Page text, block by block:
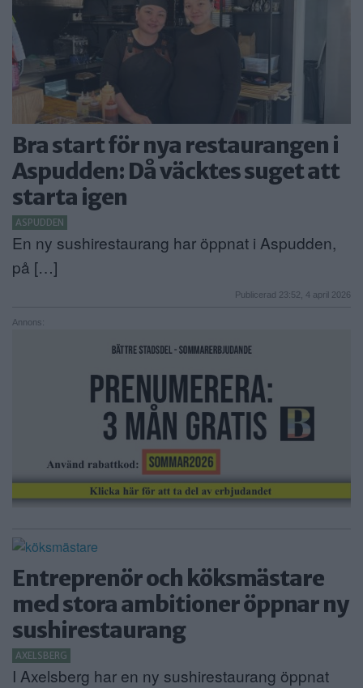
ANNONSERA
NÄRINGSLIV
MER
Bra start för nya restaurangen i
Aspudden: Då väcktes suget att
starta igen
ASPUDDEN
En ny sushirestaurang har öppnat i Aspudden,
på […]
Publicerad 23:52, 4 april 2026
Annons:
Entreprenör och köksmästare
med stora ambitioner öppnar ny
sushirestaurang
AXELSBERG
I Axelsberg har en ny sushirestaurang öppnat